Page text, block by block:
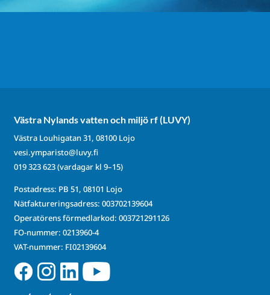
Västra Nylands vatten och miljö rf (LUVY)
Västra Louhigatan 31, 08100 Lojo
vesi.ymparisto@luvy.fi
019 323 623(vardagar kl 9–15)
Postadress: PB 51, 08101 Lojo
Nätfaktureringsadress: 003702139604
Operatörens förmedlarkod: 003721291126
FO-nummer: 0213960-4
VAT-nummer: FI02139604